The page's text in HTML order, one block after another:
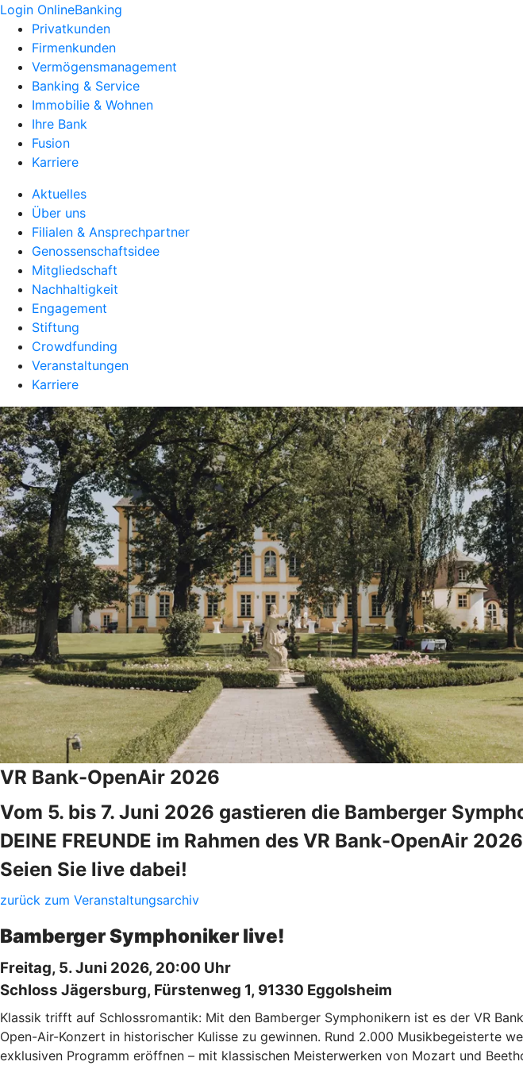
Login OnlineBanking
Privatkunden
Firmenkunden
Vermögensmanagement
Banking & Service
Immobilie & Wohnen
Ihre Bank
Fusion
Karriere
Aktuelles
Über uns
Filialen & Ansprechpartner
Genossenschaftsidee
Mitgliedschaft
Nachhaltigkeit
Engagement
Stiftung
Crowdfunding
Veranstaltungen
Karriere
VR Bank-OpenAir 2026
Vom 5. bis 7. Juni 2026 gastieren die Bamberger
DEINE FREUNDE im Rahmen des VR Bank-OpenAir
Seien Sie live dabei!
zurück zum Veranstaltungsarchiv
Bamberger Symphoniker live!
Freitag, 5. Juni 2026, 20:00 Uhr
Schloss Jägersburg, Fürstenweg 1, 91330 Eggolsheim
Klassik trifft auf Schlossromantik: Mit den Bamberger Symphonikern ist es der VR
Open-Air-Konzert in historischer Kulisse zu gewinnen. Rund 2.000 Musikbegeisterte
exklusiven Programm eröffnen – mit klassischen Meisterwerken von Mozart und